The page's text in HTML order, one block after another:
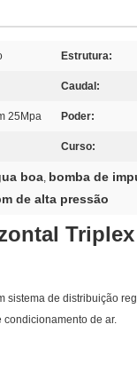
Estrutura:
Caudal:
25Mpa Poder:
Curso:
boa, bomba de
de alta pressão
sistema de distribuição
condicionamento de ar.